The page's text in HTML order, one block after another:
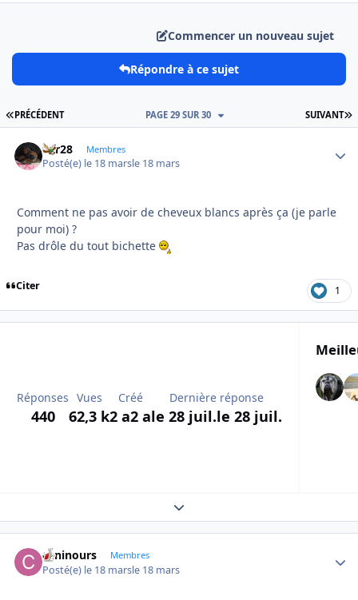
Commencer un nouveau sujet
Répondre à ce sujet
PREMIÈRE PAGE
PRÉCÉDENT SUIVANT
PAGE 29 SUR 30
frfr28 Membres
Posté(e) le 18 marsle 18 mars
Comment ne pas avoir de cheveux blancs après ça (je parle
pour moi) ?
Pas drôle du tout bichette
Citer 1
Réponses
440
Vues
62,3 k
Créé
2 a2 a
Dernière réponse
le 28 juil.le 28 juil.
Expand topic overview
caninours Membres
Posté(e) le 18 marsle 18 mars